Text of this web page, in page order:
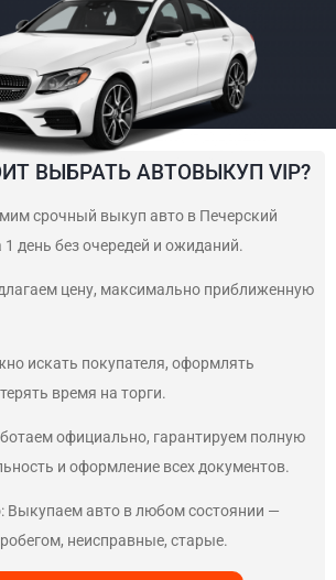
ВЫБРАТЬ АВТОВЫКУП VIP?
срочный выкуп авто в Печерский
1 день без очередей и ожиданий.
цену, максимально приближенную
искать покупателя, оформлять
время на торги.
официально, гарантируем полную
и оформление всех документов.
: Выкупаем авто в любом состоянии —
неисправные, старые.